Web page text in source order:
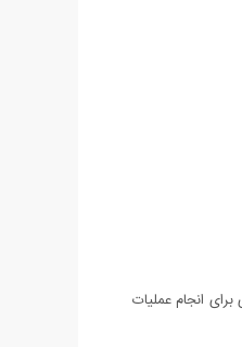
14×14 سانتیمتری این محصول، پوشش بهینه‌ای برای انجام عملیات